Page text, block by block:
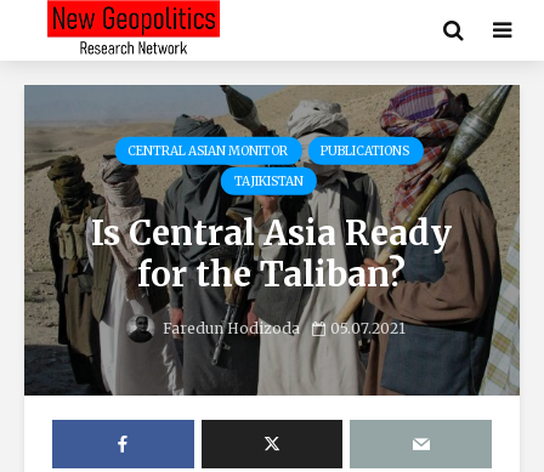
CENTRAL ASIAN MONITOR
PUBLICATIONS
TAJIKISTAN
Is Central Asia Ready
for the Taliban?
Faredun Hodizoda 05.07.2021